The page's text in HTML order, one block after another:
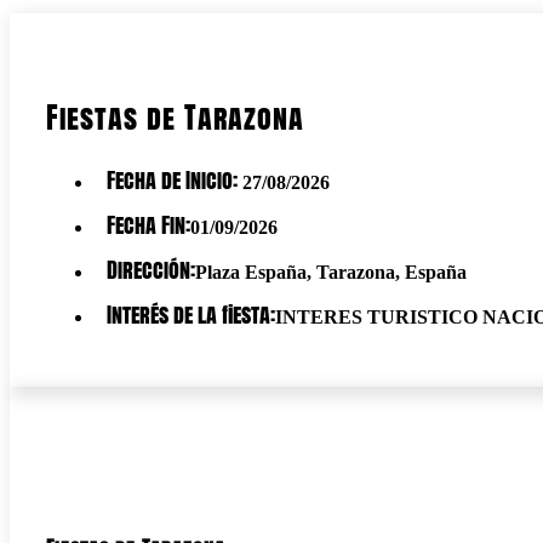
Fiestas de Tarazona
Fecha de Inicio: 27/08/2026
Fecha Fin:01/09/2026
Dirección:Plaza España, Tarazona, España
Interés de la fiesta:INTERES TURISTICO